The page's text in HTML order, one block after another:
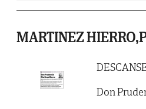
MARTINEZ
Don